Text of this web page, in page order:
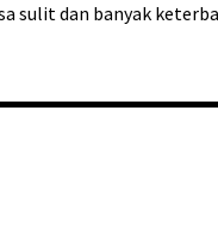
sulit dan banyak